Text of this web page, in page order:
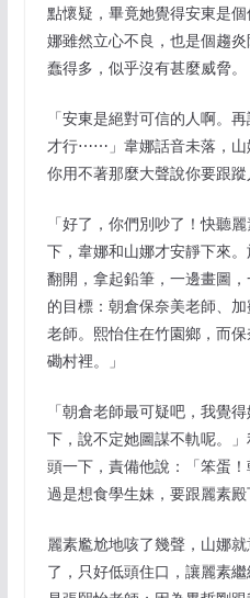
點懷疑，畢竟她覺得安東是
娜雖然立心不良，也是個趨
蠢得多，似乎沒有甚麼威脅。
「安東是絕對可信的人啊。
才行⋯⋯」韋娜話音未落，山
你用不著那麼大聲說你要跟蹤
「好了，你們別吵了！快聽
下，韋娜和山娜才安靜下來
翻開，拿起鉛筆，一邊畫圖
的目標：朝倉保奈美老師、
老師。熙怡住在竹園鄉，而
磡村裡。」
「朝倉老師最可疑吧，我覺
下，說不定她圖謀不軌呢。
頭一下，責備他說：「笨蛋
過是想食學生妹，要跟麗素殿
麗素尷尬地咳了幾聲，山娜
了，只好低頭住口，讓麗素